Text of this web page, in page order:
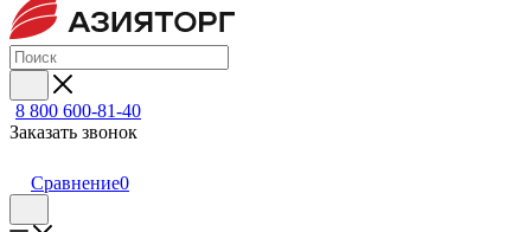
8 800 600-81-40
Заказать звонок
Сравнение0